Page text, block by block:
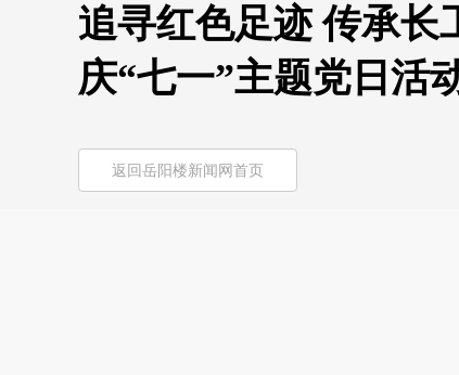
追寻红色足迹 传承
庆“七一”主题党日活
返回岳阳楼新闻网首页